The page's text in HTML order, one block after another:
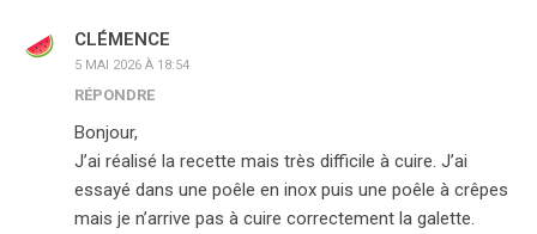
CLÉMENCE
5 MAI 2026 À 18:54
RÉPONDRE
Bonjour,
J’ai réalisé la recette mais très difficile à cuire. J’ai
essayé dans une poêle en inox puis une poêle à crêpes
mais je n’arrive pas à cuire correctement la galette.